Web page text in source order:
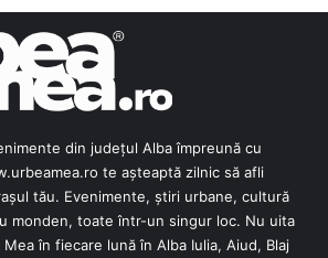
din județul Alba împreună cu
te așteaptă zilnic să afli
tău. Evenimente, știri urbane, cultură
monden, toate într-un singur loc. Nu uita
în fiecare lună în Alba Iulia, Aiud, Blaj